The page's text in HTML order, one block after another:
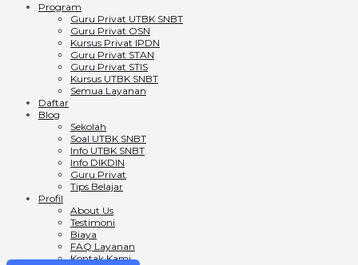
Program
Guru Privat UTBK SNBT
Guru Privat OSN
Kursus Privat IPDN
Guru Privat STAN
Guru Privat STIS
Kursus UTBK SNBT
Semua Layanan
Daftar
Blog
Sekolah
Soal UTBK SNBT
Info UTBK SNBT
Info DIKDIN
Guru Privat
Tips Belajar
Profil
About Us
Testimoni
Biaya
FAQ Layanan
Kontak Kami